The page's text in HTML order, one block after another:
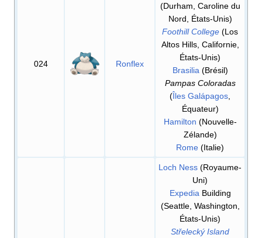
024 Ronflex
(Durham, Caroline du
Nord, États-Unis)
Foothill College (Los
Altos Hills, Californie,
États-Unis)
Brasilia (Brésil)
Pampas Coloradas
(Îles Galápagos
Équateur)
Hamilton (Nouvelle-
Zélande)
Rome (Italie)
Loch Ness (Royaume-
Uni)
Expedia Building
(Seattle, Washington,
États-Unis)
Střelecký Island